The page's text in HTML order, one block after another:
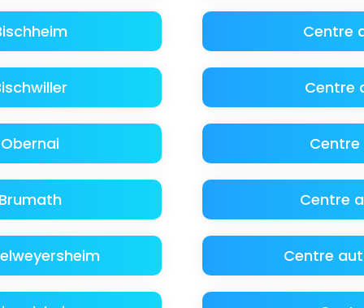
Centre
Centre
Centre
Centre
Centre